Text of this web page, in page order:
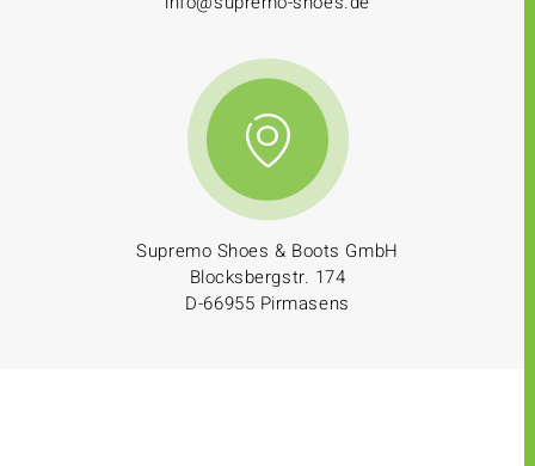
Supremo Shoes & Boots GmbH
Blocksbergstr. 174
D-66955 Pirmasens